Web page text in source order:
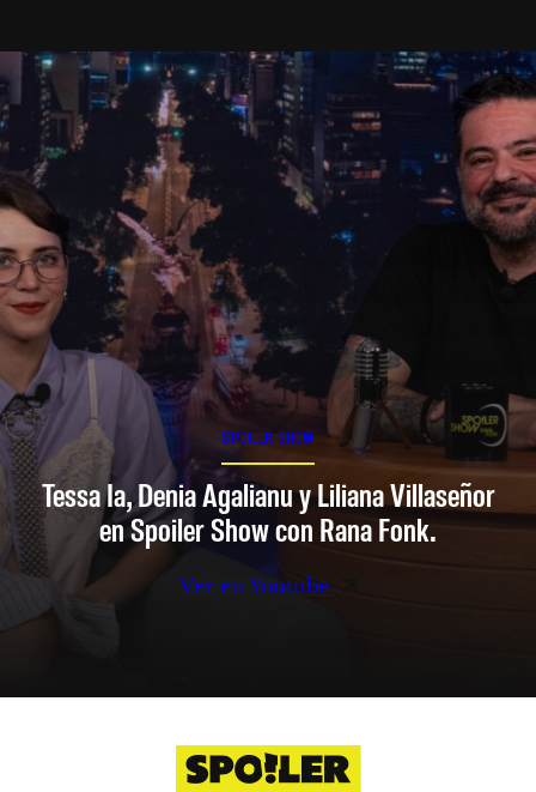
SPOILER SHOW
Tessa Ia, Denia Agalianu y Liliana Villaseñor
en Spoiler Show con Rana Fonk.
Ver en Youtube